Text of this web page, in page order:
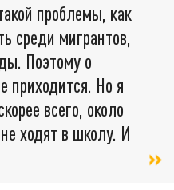
проблемы, как
среди мигрантов,
Поэтому о
приходится. Но я
всего, около
ходят в школу. И